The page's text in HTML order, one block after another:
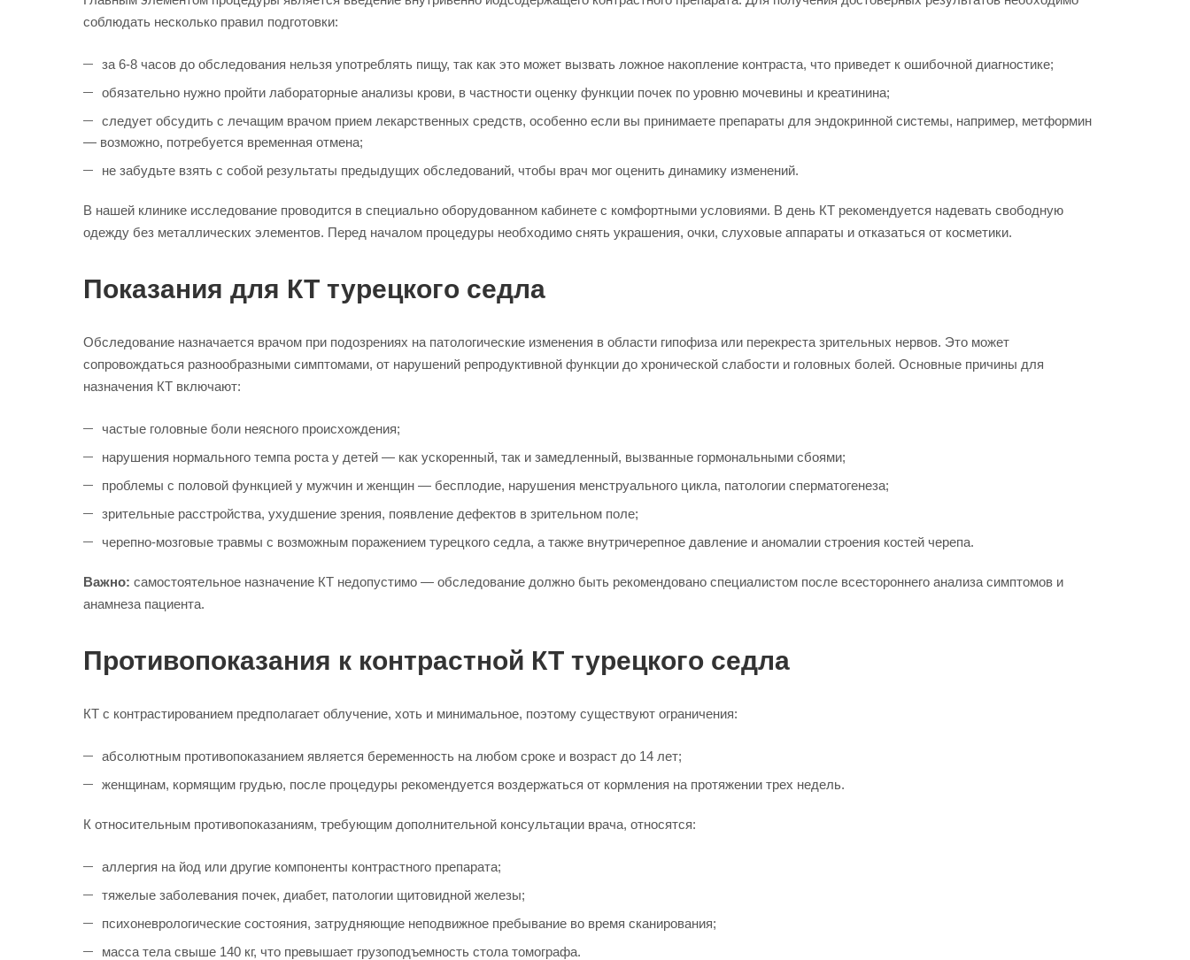
соблюдать несколько правил подготовки:
за 6-8 часов до обследования нельзя употреблять пищу, так как это может вызвать ложное накопление контраста, что приведет к ошибочной диагностике;
обязательно нужно пройти лабораторные анализы крови, в частности оценку функции почек по уровню мочевины и креатинина;
следует обсудить с лечащим врачом прием лекарственных средств, особенно если вы принимаете препараты для эндокринной системы, например, метформин
— возможно, потребуется временная отмена;
не забудьте взять с собой результаты предыдущих обследований, чтобы врач мог оценить динамику изменений.
В нашей клинике исследование проводится в специально оборудованном кабинете с комфортными условиями. В день КТ рекомендуется надевать свободную
одежду без металлических элементов. Перед началом процедуры необходимо снять украшения, очки, слуховые аппараты и отказаться от косметики.
Показания для КТ турецкого седла
Обследование назначается врачом при подозрениях на патологические изменения в области гипофиза или перекреста зрительных нервов. Это может
сопровождаться разнообразными симптомами, от нарушений репродуктивной функции до хронической слабости и головных болей. Основные причины для
назначения КТ включают:
частые головные боли неясного происхождения;
нарушения нормального темпа роста у детей — как ускоренный, так и замедленный, вызванные гормональными сбоями;
проблемы с половой функцией у мужчин и женщин — бесплодие, нарушения менструального цикла, патологии сперматогенеза;
зрительные расстройства, ухудшение зрения, появление дефектов в зрительном поле;
черепно-мозговые травмы с возможным поражением турецкого седла, а также внутричерепное давление и аномалии строения костей черепа.
Важно: самостоятельное назначение КТ недопустимо — обследование должно быть рекомендовано специалистом после всестороннего анализа симптомов и
анамнеза пациента.
Противопоказания к контрастной КТ турецкого седла
КТ с контрастированием предполагает облучение, хоть и минимальное, поэтому существуют ограничения:
абсолютным противопоказанием является беременность на любом сроке и возраст до 14 лет;
женщинам, кормящим грудью, после процедуры рекомендуется воздержаться от кормления на протяжении трех недель.
К относительным противопоказаниям, требующим дополнительной консультации врача, относятся:
аллергия на йод или другие компоненты контрастного препарата;
тяжелые заболевания почек, диабет, патологии щитовидной железы;
психоневрологические состояния, затрудняющие неподвижное пребывание во время сканирования;
масса тела свыше 140 кг, что превышает грузоподъемность стола томографа.